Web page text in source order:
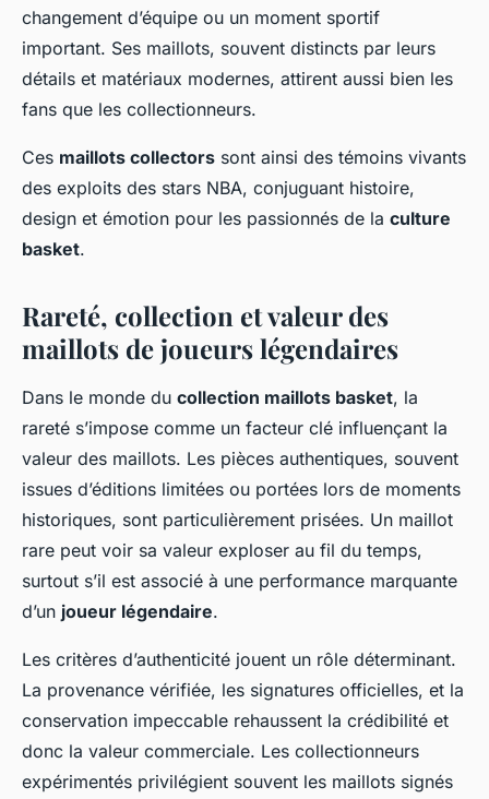
changement d’équipe ou un moment sportif
important. Ses maillots, souvent distincts par leurs
détails et matériaux modernes, attirent aussi bien les
fans que les collectionneurs.
Ces maillots collectors sont ainsi des témoins vivants
des exploits des stars NBA, conjuguant histoire,
design et émotion pour les passionnés de la culture
basket.
Rareté, collection et valeur des
maillots de joueurs légendaires
Dans le monde du collection maillots basket, la
rareté s’impose comme un facteur clé influençant la
valeur des maillots. Les pièces authentiques, souvent
issues d’éditions limitées ou portées lors de moments
historiques, sont particulièrement prisées. Un maillot
rare peut voir sa valeur exploser au fil du temps,
surtout s’il est associé à une performance marquante
d’un joueur légendaire.
Les critères d’authenticité jouent un rôle déterminant.
La provenance vérifiée, les signatures officielles, et la
conservation impeccable rehaussent la crédibilité et
donc la valeur commerciale. Les collectionneurs
expérimentés privilégient souvent les maillots signés